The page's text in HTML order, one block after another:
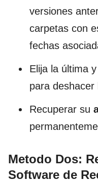
versiones
carpetas con
fechas
Elija la última
para deshacer
Recuperar su
Metodo Dos:
Software de